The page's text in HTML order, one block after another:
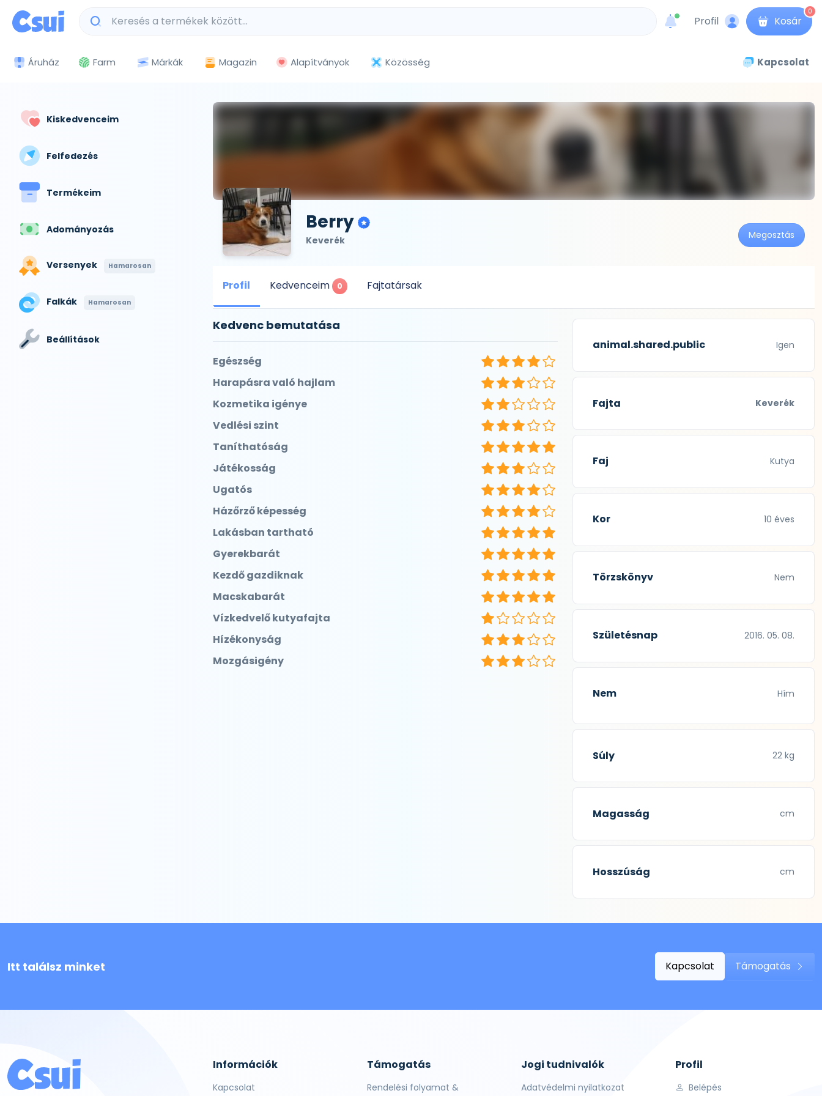
unread messages
Profil Kosár
0
Áruház Farm Márkák Magazin Alapítványok Közösség Kapcsolat
Kiskedvenceim
Felfedezés
Termékeim
Adományozás
Versenyek Hamarosan
Falkák Hamarosan
Beállítások
Berry
Keverék Megosztás
Profil Kedvenceim 0 Fajtatársak
Kedvenc bemutatása
Egészség
Harapásra való hajlam
Kozmetika igénye
Vedlési szint
Taníthatóság
Játékosság
Ugatós
Házőrző képesség
Lakásban tartható
Gyerekbarát
Kezdő gazdiknak
Macskabarát
Vízkedvelő kutyafajta
Hízékonyság
Mozgásigény
animal.shared.public Igen
Fajta Keverék
Faj Kutya
Kor 10 éves
Törzskönyv Nem
Születésnap 2016. 05. 08.
Nem Hím
Súly 22 kg
Magasság cm
Hosszúság cm
Itt találsz minket Kapcsolat Támogatás
Információk
Kapcsolat
Támogatás
Rendelési folyamat &
Jogi tudnivalók
Adatvédelmi nyilatkozat
Profil
Belépés